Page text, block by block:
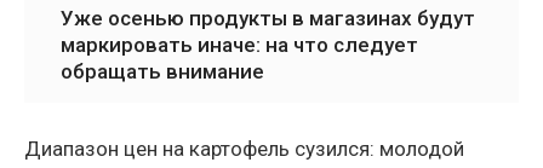
Уже осенью продукты в магазинах будут
маркировать иначе: на что следует
обращать внимание
Диапазон цен на картофель сузился: молодой